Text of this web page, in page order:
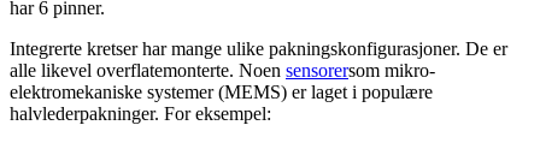
har 6 pinner.
Integrerte kretser har mange ulike pakningskonfigurasjoner. De er
alle likevel overflatemonterte. Noen sensorersom mikro-
elektromekaniske systemer (MEMS) er laget i populære
halvlederpakninger. For eksempel: